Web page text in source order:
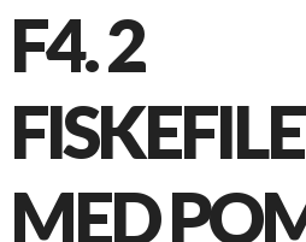
F4. 2
MED